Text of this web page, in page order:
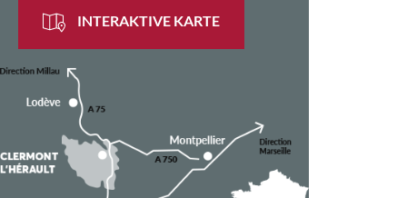
INTERAKTIVE KARTE